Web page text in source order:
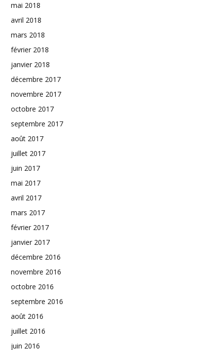
mai 2018
avril 2018
mars 2018
février 2018
janvier 2018
décembre 2017
novembre 2017
octobre 2017
septembre 2017
août 2017
juillet 2017
juin 2017
mai 2017
avril 2017
mars 2017
février 2017
janvier 2017
décembre 2016
novembre 2016
octobre 2016
septembre 2016
août 2016
juillet 2016
juin 2016